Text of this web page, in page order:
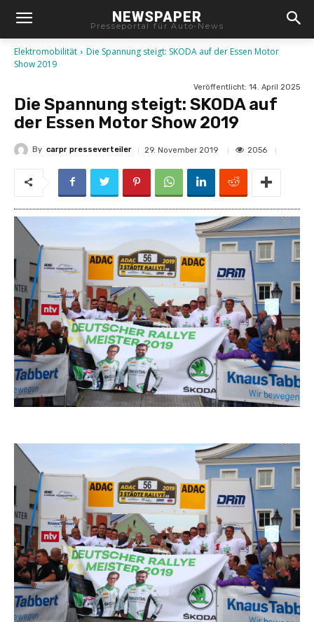
NEWSPAPER
Presseportal für Auto-News
Elektromobilität
Die Spannung steigt: SKODA auf der Essen Motor
Show 2019
Veröffentlicht: 14. April 2025
Die Spannung steigt: SKODA auf
der Essen Motor Show 2019
By carpr presseverteiler 29. November 2019 2056